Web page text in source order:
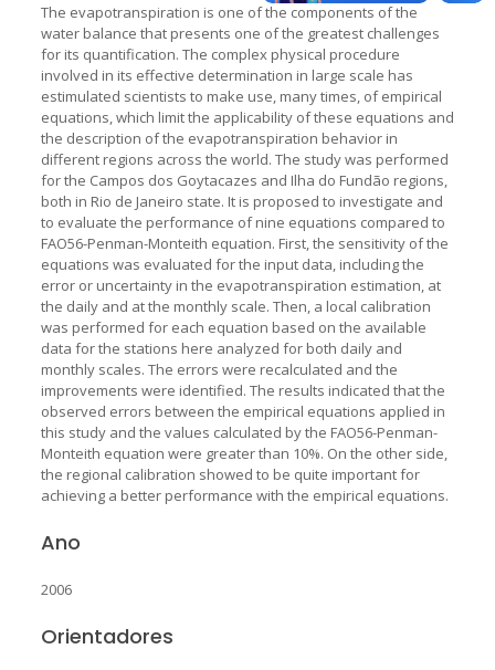
The evapotranspiration is one of the components of the
water balance that presents one of the greatest challenges
for its quantification. The complex physical procedure
involved in its effective determination in large scale has
estimulated scientists to make use, many times, of empirical
equations, which limit the applicability of these equations and
the description of the evapotranspiration behavior in
different regions across the world. The study was performed
for the Campos dos Goytacazes and Ilha do Fundão regions,
both in Rio de Janeiro state. It is proposed to investigate and
to evaluate the performance of nine equations compared to
FAO56-Penman-Monteith equation. First, the sensitivity of the
equations was evaluated for the input data, including the
error or uncertainty in the evapotranspiration estimation, at
the daily and at the monthly scale. Then, a local calibration
was performed for each equation based on the available
data for the stations here analyzed for both daily and
monthly scales. The errors were recalculated and the
improvements were identified. The results indicated that the
observed errors between the empirical equations applied in
this study and the values calculated by the FAO56-Penman-
Monteith equation were greater than 10%. On the other side,
the regional calibration showed to be quite important for
achieving a better performance with the empirical equations.
Ano
2006
Orientadores